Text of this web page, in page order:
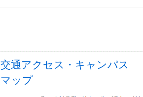
交通アクセス・キャンパス
マップ